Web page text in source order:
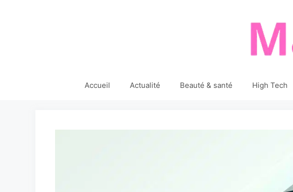
Accueil Actualité Beauté & santé High Tech